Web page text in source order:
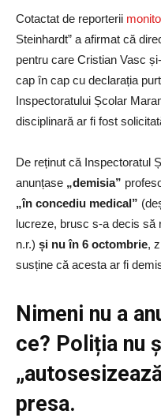
Cotactat de reporterii
Steinhardt” a afirmat că
pentru care Cristian Vasc
cap în cap cu declarația
Inspectoratului Școlar
disciplinară ar fi fost
De reținut că Inspectoratul
anunțase „demisia”
„în concediu medical”
lucreze, brusc s-a decis să
n.r.) și nu în 6 octombrie,
susține că acesta ar fi
Nimeni nu a
ce? Poliția nu
presa.